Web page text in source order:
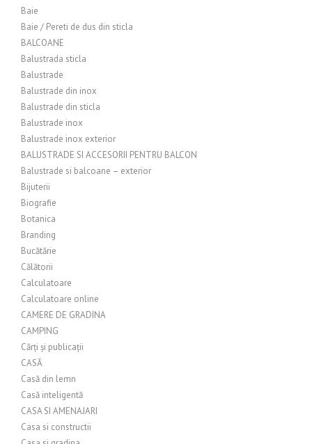
Baie
Baie / Pereti de dus din sticla
BALCOANE
Balustrada sticla
Balustrade
Balustrade din inox
Balustrade din sticla
Balustrade inox
Balustrade inox exterior
BALUSTRADE SI ACCESORII PENTRU BALCON
Balustrade si balcoane – exterior
Bijuterii
Biografie
Botanica
Branding
Bucătărie
Călătorii
Calculatoare
Calculatoare online
CAMERE DE GRADINA
CAMPING
Cărți și publicații
CASĂ
Casă din lemn
Casă inteligentă
CASA SI AMENAJARI
Casa si constructii